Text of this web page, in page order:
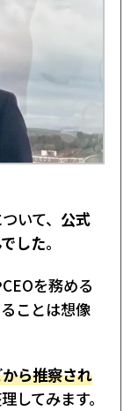
いて、 公式
した。
を務める
ことは想像
ら推察され
してみます。